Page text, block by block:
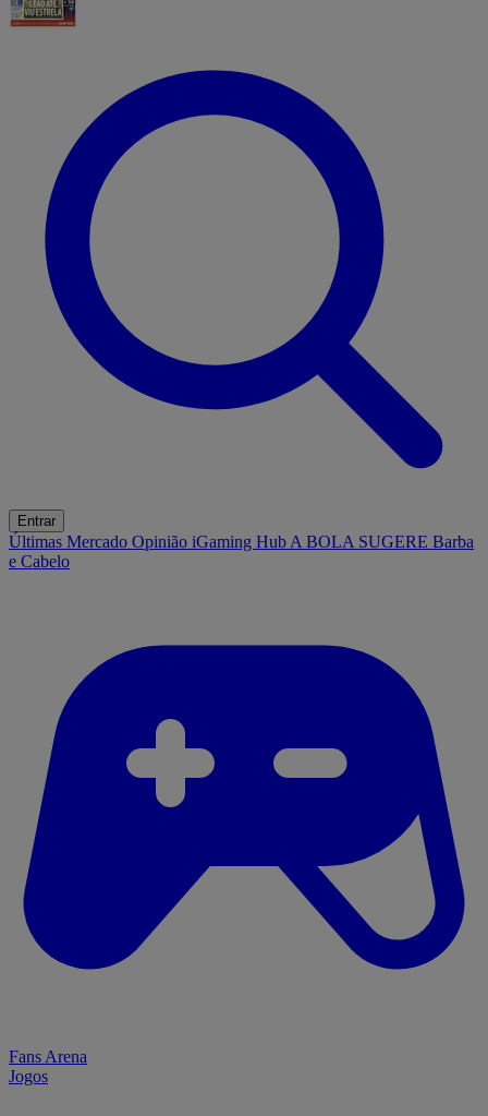
Entrar
Últimas Mercado Opinião iGaming Hub A BOLA SUGERE Barba
e Cabelo
Fans Arena
Jogos